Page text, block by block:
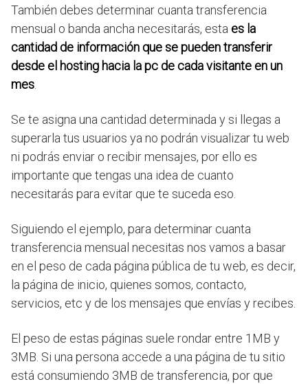
También debes determinar cuanta transferencia
mensual o banda ancha necesitarás, estaes la
cantidad de información que se pueden transferir
desde el hosting hacia la pc de cada visitante en un
mes.
Se te asigna una cantidad determinada y si llegas a
superarla tus usuarios ya no podrán visualizar tu web
ni podrás enviar o recibir mensajes, por ello es
importante que tengas una idea de cuanto
necesitarás para evitar que te suceda eso.
Siguiendo el ejemplo, para determinar cuanta
transferencia mensual necesitas nos vamos a basar
en el peso de cada página pública de tu web, es decir,
la página de inicio, quienes somos, contacto,
servicios, etc y de los mensajes que envías y recibes.
El peso de estas páginas suele rondar entre 1MB y
3MB. Si una persona accede a una página de tu sitio
está consumiendo 3MB de transferencia, por que